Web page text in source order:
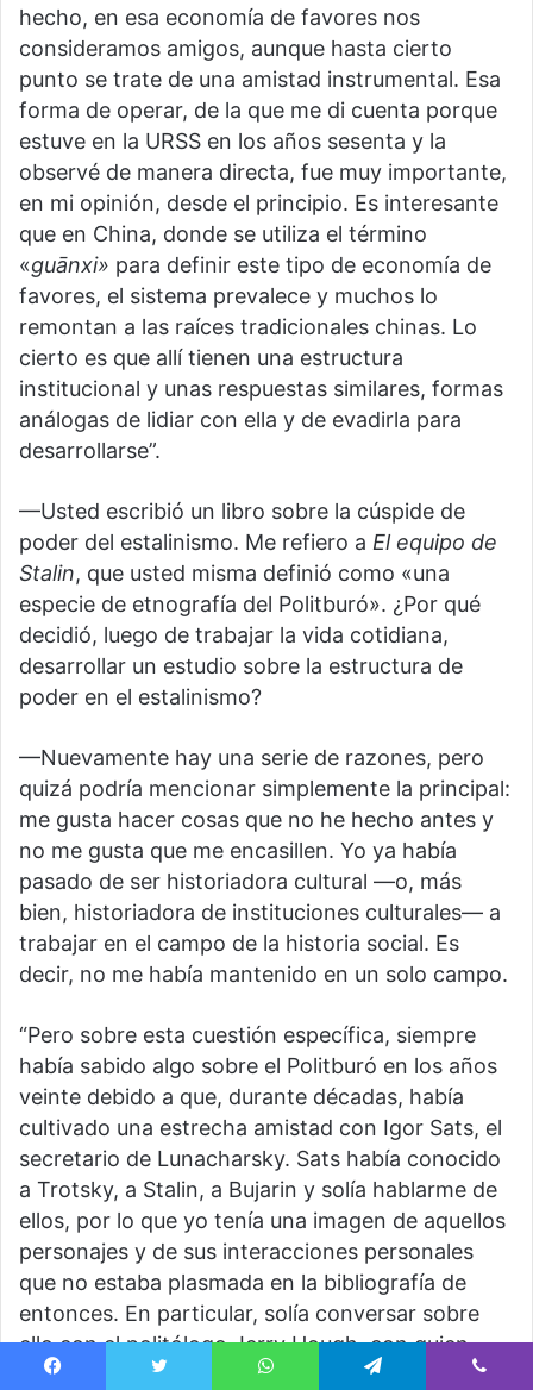
hecho, en esa economía de favores nos
consideramos amigos, aunque hasta cierto
punto se trate de una amistad instrumental. Esa
forma de operar, de la que me di cuenta porque
estuve en la URSS en los años sesenta y la
observé de manera directa, fue muy importante,
en mi opinión, desde el principio. Es interesante
que en China, donde se utiliza el término
«guānxi» para definir este tipo de economía de
favores, el sistema prevalece y muchos lo
remontan a las raíces tradicionales chinas. Lo
cierto es que allí tienen una estructura
institucional y unas respuestas similares, formas
análogas de lidiar con ella y de evadirla para
desarrollarse”.
—Usted escribió un libro sobre la cúspide de
poder del estalinismo. Me refiero a El equipo de
Stalin, que usted misma definió como «una
especie de etnografía del Politburó». ¿Por qué
decidió, luego de trabajar la vida cotidiana,
desarrollar un estudio sobre la estructura de
poder en el estalinismo?
—Nuevamente hay una serie de razones, pero
quizá podría mencionar simplemente la principal:
me gusta hacer cosas que no he hecho antes y
no me gusta que me encasillen. Yo ya había
pasado de ser historiadora cultural —o, más
bien, historiadora de instituciones culturales— a
trabajar en el campo de la historia social. Es
decir, no me había mantenido en un solo campo.
“Pero sobre esta cuestión específica, siempre
había sabido algo sobre el Politburó en los años
veinte debido a que, durante décadas, había
cultivado una estrecha amistad con Igor Sats, el
secretario de Lunacharsky. Sats había conocido
a Trotsky, a Stalin, a Bujarin y solía hablarme de
ellos, por lo que yo tenía una imagen de aquellos
personajes y de sus interacciones personales
que no estaba plasmada en la bibliografía de
entonces. En particular, solía conversar sobre
ello con el politólogo Jerry Hough, con quien
entonces estaba casada. Jerry siempre me